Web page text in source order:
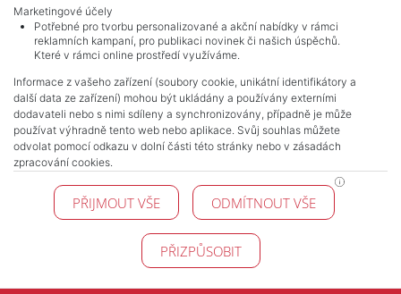
NAVIGACE
Obchodní podmínky
Ochrana osobních údajů
Realitní kanceláře
Kontakt
Zpracování cookies
KONTAKT
Pražské reality
140 00 Praha 4
Marketingové účely
Potřebné pro tvorbu personalizované a akční nabídky v rámci
reklamních kampaní, pro publikaci novinek či našich úspěchů.
Které v rámci online prostředí využíváme.
Informace z vašeho zařízení (soubory cookie, unikátní identifikátory a
další data ze zařízení) mohou být ukládány a používány externími
dodavateli nebo s nimi sdíleny a synchronizovány, případně je může
používat výhradně tento web nebo aplikace. Svůj souhlas můžete
odvolat pomocí odkazu v dolní části této stránky nebo v zásadách
zpracování cookies.
PŘIJMOUT VŠE ODMÍTNOUT VŠE
PŘIZPŮSOBIT